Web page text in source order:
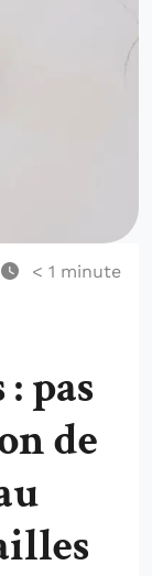
< 1 minute
pas
de